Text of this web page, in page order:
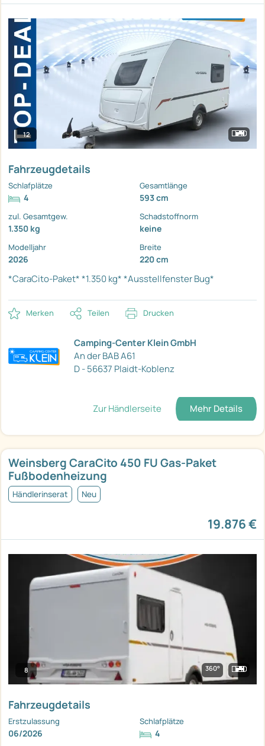
12
Fahrzeugdetails
Schlafplätze
4
Gesamtlänge
593 cm
zul. Gesamtgew.
1.350 kg
Schadstoffnorm
keine
Modelljahr
2026
Breite
220 cm
*CaraCito-Paket**1.350 kg**Ausstellfenster Bug*
Merken Teilen Drucken
Camping-Center Klein GmbH
An der BAB A61
D - 56637 Plaidt-Koblenz
Zur Händlerseite Mehr Details
Weinsberg CaraCito 450 FU Gas-Paket
Fußbodenheizung
Händlerinserat Neu
19.876 €
8 360°
Fahrzeugdetails
Erstzulassung
06/2026
Schlafplätze
4